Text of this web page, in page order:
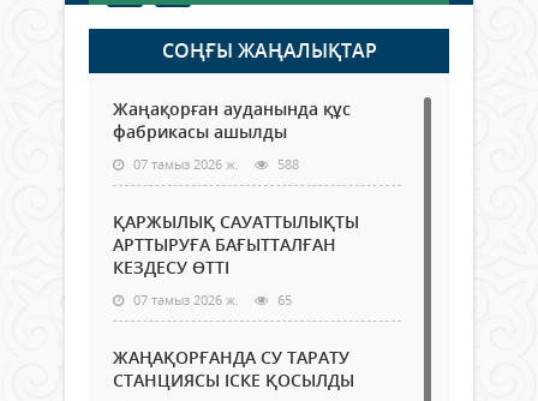
СОҢҒЫ ЖАҢАЛЫҚТАР
Жаңақорған ауданында құс
фабрикасы ашылды
07 тамыз 2026 ж. 588
ҚАРЖЫЛЫҚ САУАТТЫЛЫҚТЫ
АРТТЫРУҒА БАҒЫТТАЛҒАН
КЕЗДЕСУ ӨТТІ
07 тамыз 2026 ж. 65
ЖАҢАҚОРҒАНДА СУ ТАРАТУ
СТАНЦИЯСЫ ІСКЕ ҚОСЫЛДЫ